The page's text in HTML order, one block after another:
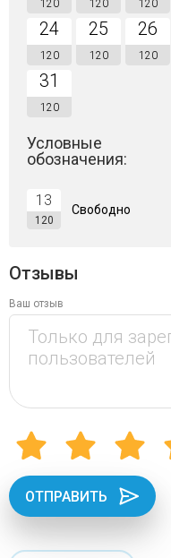
120 120 120
24
120
25
120
26
120
31
120
Условные
обозначения:
13
120
Свободно
Отзывы
Ваш отзыв
ОТПРАВИТЬ